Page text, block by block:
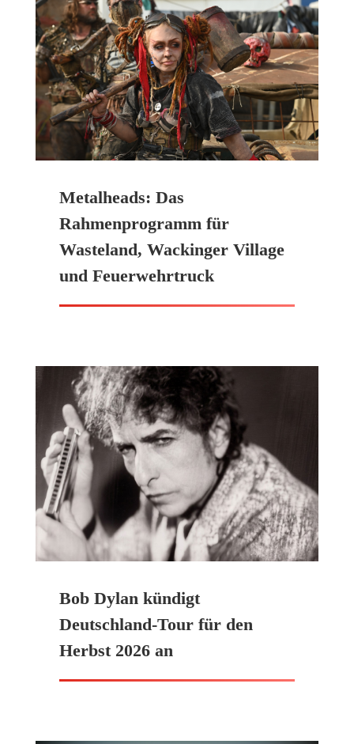
Metalheads: Das
Rahmenprogramm für
Wasteland, Wackinger Village
und Feuerwehrtruck
Bob Dylan kündigt
Deutschland-Tour für den
Herbst 2026 an